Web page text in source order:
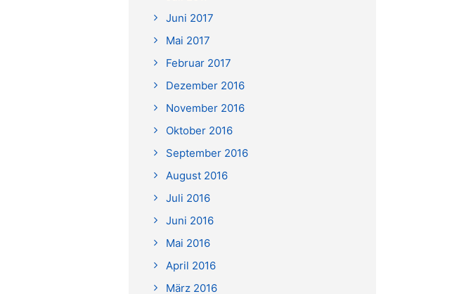
Juni 2017
Mai 2017
Februar 2017
Dezember 2016
November 2016
Oktober 2016
September 2016
August 2016
Juli 2016
Juni 2016
Mai 2016
April 2016
März 2016